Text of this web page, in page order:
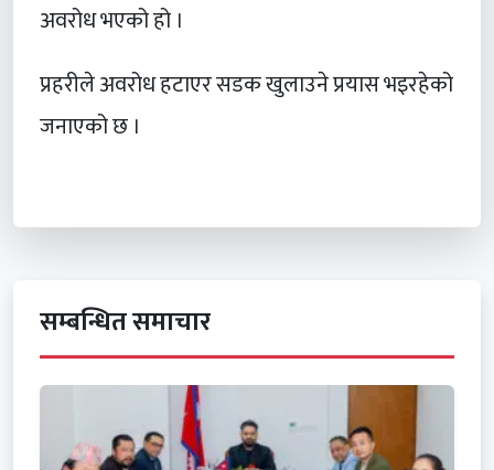
अवरोध भएको हो ।
प्रहरीले अवरोध हटाएर सडक खुलाउने प्रयास भइरहेको
जनाएको छ ।
सम्बन्धित समाचार